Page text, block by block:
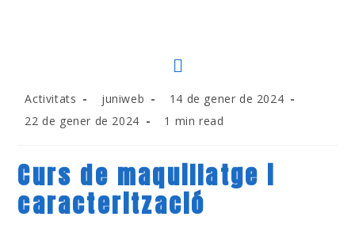
Activitats juniweb
14 de gener de 2024
22 de gener de 2024
1 min read
Curs de maquillatge i
caracterització